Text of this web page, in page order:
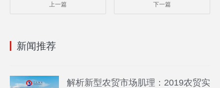
上一篇 下一篇
新闻推荐
解析新型农贸市场肌理：2019农贸实